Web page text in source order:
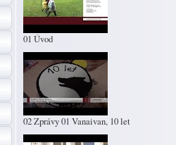
01 Úvod
02 Zprávy 01 Vanaivan, 10 let